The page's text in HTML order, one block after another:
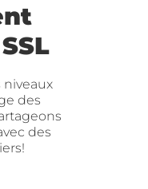
niveaux
des
des